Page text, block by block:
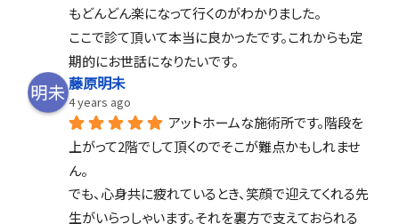
もどんどん楽になって行くのがわかりました。
ここで診て頂いて本当に良かったです。これからも定
期的にお世話になりたいです。
藤原明未
4 years ago
アットホームな施術所です。階段を
上がって2階でして頂くのでそこが難点かもしれませ
ん。
でも、心身共に疲れているとき、笑顔で迎えてくれる先
生がいらっしゃいます。それを裏方で支えておられる